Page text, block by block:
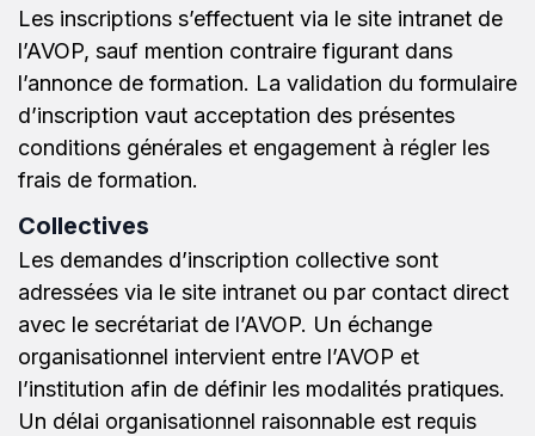
Les inscriptions s’effectuent via le site intranet de
l’AVOP, sauf mention contraire figurant dans
l’annonce de formation. La validation du formulaire
d’inscription vaut acceptation des présentes
conditions générales et engagement à régler les
frais de formation.
Collectives
Les demandes d’inscription collective sont
adressées via le site intranet ou par contact direct
avec le secrétariat de l’AVOP. Un échange
organisationnel intervient entre l’AVOP et
l’institution afin de définir les modalités pratiques.
Un délai organisationnel raisonnable est requis